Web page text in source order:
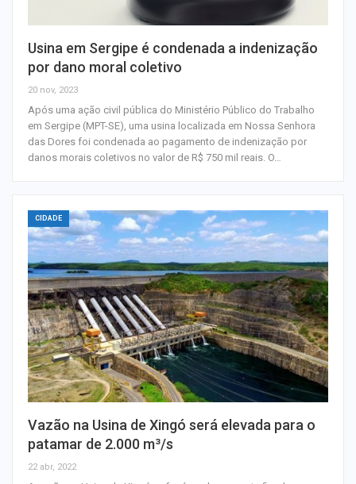
Usina em Sergipe é condenada a indenização
por dano moral coletivo
20 nov, 2023
Após uma ação civil pública do Ministério Público do Trabalho
em Sergipe (MPT-SE), uma usina localizada em Nossa Senhora
das Dores foi condenada ao pagamento de indenização por
danos morais coletivos no valor de R$ 750 mil reais. O…
CIDADE
Vazão na Usina de Xingó será elevada para o
patamar de 2.000 m³/s
22 abr, 2022